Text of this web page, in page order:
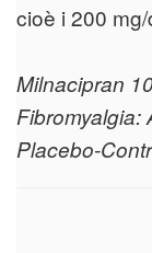
cioè i 200
Milnacipran
Fibromyalgia:
Placebo-